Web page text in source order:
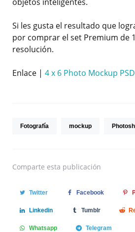
Si les gusta el resultado que
por comprar el set Premium de
resolución.
Enlace | 4 x 6 Photo Mockup
Fotografía mockup
Comparte esta publicación
Twitter Facebook
Linkedin Tumblr
Whatsapp Telegram